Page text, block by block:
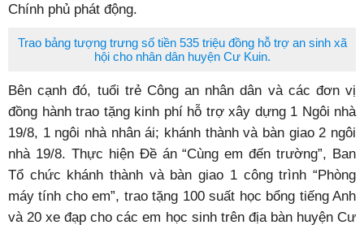
Chính phủ phát động.
Trao bảng tượng trưng số tiền 535 triệu đồng hỗ trợ an sinh xã
hội cho nhân dân huyện Cư Kuin.
Bên cạnh đó, tuổi trẻ Công an nhân dân và các đơn vị
đồng hành trao tặng kinh phí hỗ trợ xây dựng 1 Ngôi nhà
19/8, 1 ngôi nhà nhân ái; khánh thành và bàn giao 2 ngôi
nhà 19/8. Thực hiện Đề án “Cùng em đến trường”, Ban
Tổ chức khánh thành và bàn giao 1 công trình “Phòng
máy tính cho em”, trao tặng 100 suất học bổng tiếng Anh
và 20 xe đạp cho các em học sinh trên địa bàn huyện Cư